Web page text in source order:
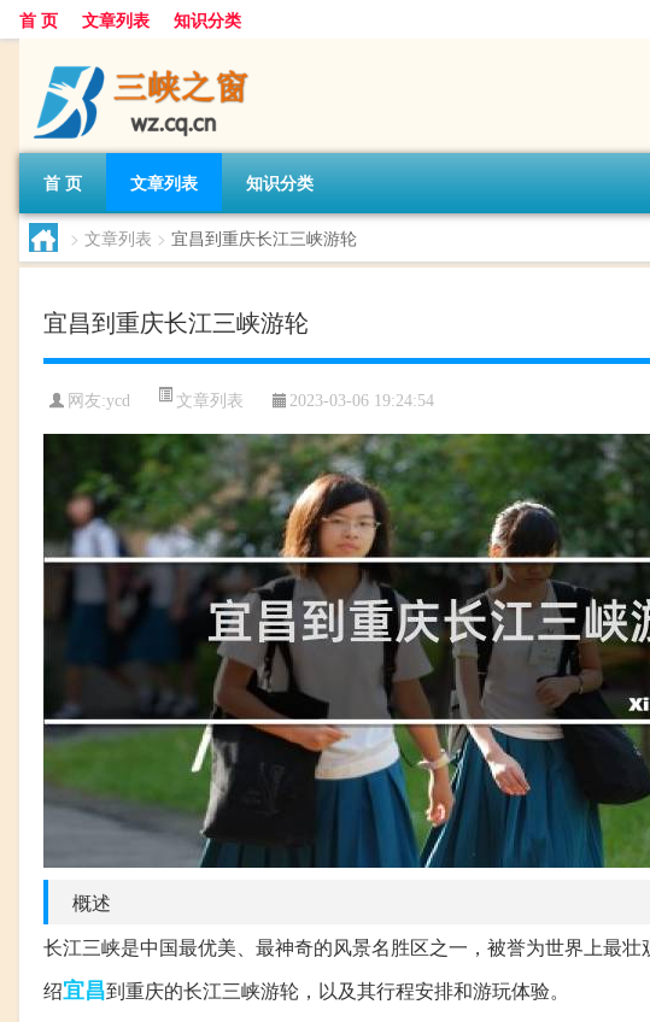
首 页 文章列表 知识分类
首 页 文章列表 知识分类
> 文章列表 > 宜昌到重庆长江三峡游轮
宜昌到重庆长江三峡游轮
网友:ycd 文章列表 2023-03-06 19:24:54
概述
长江三峡是中国最优美、最神奇的风景名胜区之一，被誉为世界上最壮
绍宜昌到重庆的长江三峡游轮，以及其行程安排和游玩体验。